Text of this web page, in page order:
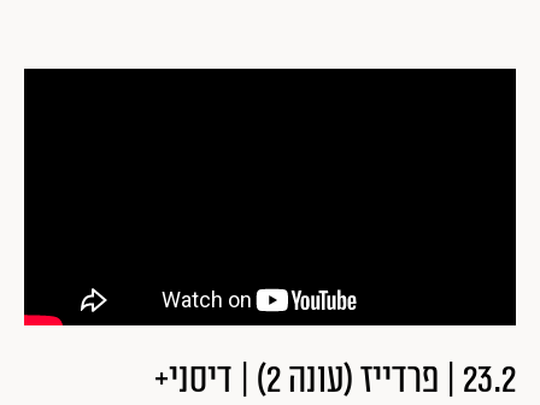
23.2 | פרדייז (עונה 2) | דיסני+